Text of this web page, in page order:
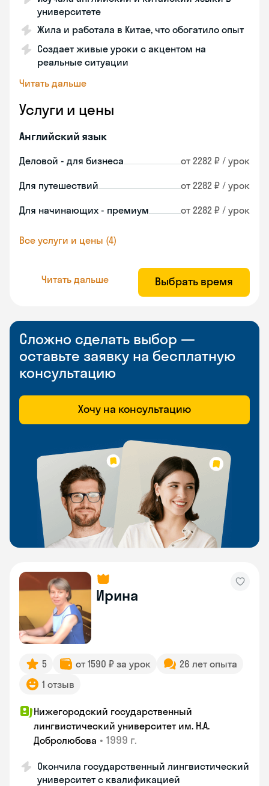
университете
Жила и работала в Китае, что обогатило опыт
Создает живые уроки с акцентом на
реальные ситуации
Читать дальше
Услуги и цены
Английский язык
Деловой - для бизнеса от 2282 ₽ / урок
Для путешествий от 2282 ₽ / урок
Для начинающих - премиум от 2282 ₽ / урок
Все услуги и цены (4)
Читать дальше Выбрать время
Сложно сделать выбор —
оставьте заявку на бесплатную
консультацию
Хочу на консультацию
Ирина
5 от 1590 ₽ за урок
26 лет опыта
1 отзыв
Нижегородский государственный
лингвистический университет им. Н.А.
Добролюбова • 1999 г.
Окончила государственный лингвистический
университет с квалификацией